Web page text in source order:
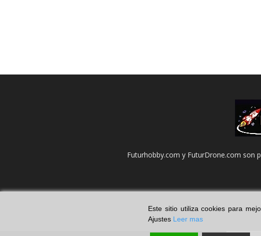
Futurhobby.com y FuturDrone.com son
Este sitio utiliza cookies para
Ajustes Leer mas